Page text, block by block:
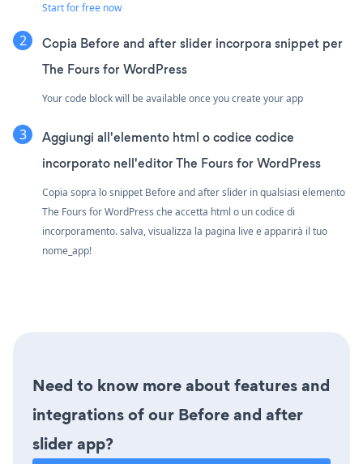
Start for free now
Copia Before and after slider incorpora snippet per
The Fours for WordPress
Your code block will be available once you create your app
Aggiungi all'elemento html o codice codice
incorporato nell'editor The Fours for WordPress
Copia sopra lo snippet Before and after slider in qualsiasi elemento
The Fours for WordPress che accetta html o un codice di
incorporamento. salva, visualizza la pagina live e apparirà il tuo
nome_app!
Need to know more about features and
integrations of our Before and after
slider app?